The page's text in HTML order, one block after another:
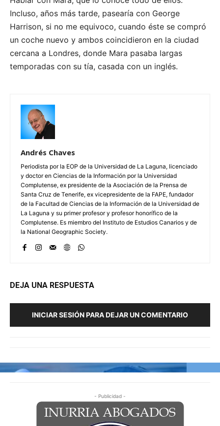
Incluso, años más tarde, pasearía con George
Harrison, si no me equivoco, cuando éste se compró
un coche nuevo y ambos coincidieron en la ciudad
cercana a Londres, donde Mara pasaba largas
temporadas con su tía, casada con un inglés.
Andrés Chaves
Periodista por la EOP de la Universidad de La Laguna, licenciado
y doctor en Ciencias de la Información por la Universidad
Complutense, ex presidente de la Asociación de la Prensa de
Santa Cruz de Tenerife, ex vicepresidente de la FAPE, fundador
de la Facultad de Ciencias de la Información de la Universidad de
La Laguna y su primer profesor y profesor honorífico de la
Complutense. Es miembro del Instituto de Estudios Canarios y de
la National Geographic Society.
DEJA UNA RESPUESTA
INICIAR SESIÓN PARA DEJAR UN COMENTARIO
- Publicidad -